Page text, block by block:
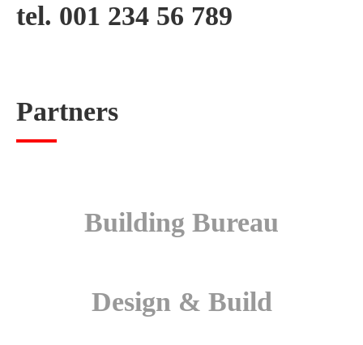
tel. 001 234 56 789
Partners
Building Bureau
Design & Build